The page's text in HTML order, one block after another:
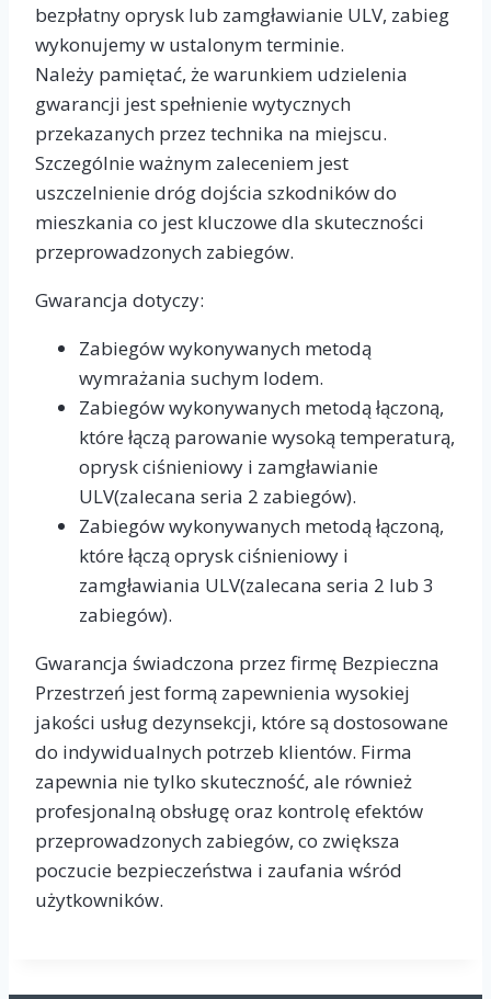
bezpłatny oprysk lub zamgławianie ULV, zabieg
wykonujemy w ustalonym terminie.
Należy pamiętać, że warunkiem udzielenia
gwarancji jest spełnienie wytycznych
przekazanych przez technika na miejscu.
Szczególnie ważnym zaleceniem jest
uszczelnienie dróg dojścia szkodników do
mieszkania co jest kluczowe dla skuteczności
przeprowadzonych zabiegów.
Gwarancja dotyczy:
Zabiegów wykonywanych metodą
wymrażania suchym lodem.
Zabiegów wykonywanych metodą łączoną,
które łączą parowanie wysoką temperaturą,
oprysk ciśnieniowy i zamgławianie
ULV(zalecana seria 2 zabiegów).
Zabiegów wykonywanych metodą łączoną,
które łączą oprysk ciśnieniowy i
zamgławiania ULV(zalecana seria 2 lub 3
zabiegów).
Gwarancja świadczona przez firmę Bezpieczna
Przestrzeń jest formą zapewnienia wysokiej
jakości usług dezynsekcji, które są dostosowane
do indywidualnych potrzeb klientów. Firma
zapewnia nie tylko skuteczność, ale również
profesjonalną obsługę oraz kontrolę efektów
przeprowadzonych zabiegów, co zwiększa
poczucie bezpieczeństwa i zaufania wśród
użytkowników.